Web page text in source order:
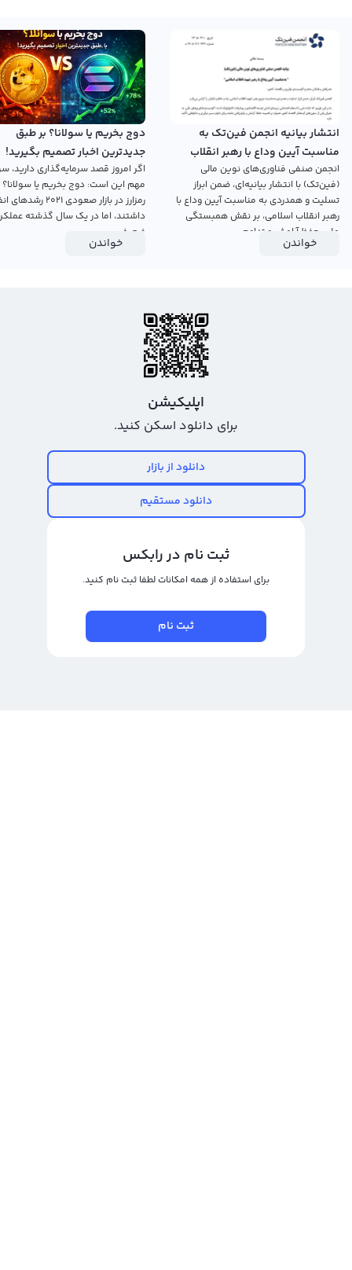
انتشار بیانیه انجمن فین‌تک به
مناسبت آیین وداع با رهبر انقلاب
اسلامی
انجمن صنفی فناوری‌های نوین مالی
(فین‌تک) با انتشار بیانیه‌ای، ضمن ابراز
تسلیت و همدردی به مناسبت آیین وداع با
رهبر انقلاب اسلامی، بر نقش همبستگی
ملی، حفظ آرامش و تداوم...
خواندن
دوج بخریم یا سولانا؟ بر طبق
جدیدترین اخبار تصمیم بگیرید!
اگر امروز قصد سرمایه‌گذاری دارید،
مهم این است: دوج بخریم یا
رمزارز در بازار صعودی ۲۰۲۱
داشتند، اما در یک سال گذشته
ضعیفی...
خواندن
اپلیکیشن
برای دانلود اسکن کنید.
دانلود از بازار
دانلود مستقیم
ثبت نام در رابکس
برای استفاده از همه امکانات لطفا ثبت نام کنید.
ثبت نام